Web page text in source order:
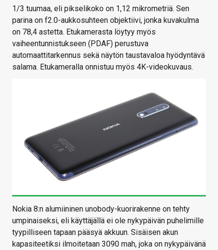
1/3 tuumaa, eli pikselikoko on 1,12 mikrometriä. Sen
parina on f2.0-aukkosuhteen objektiivi, jonka kuvakulma
on 78,4 astetta. Etukamerasta löytyy myös
vaiheentunnistukseen (PDAF) perustuva
automaattitarkennus sekä näytön taustavaloa hyödyntävä
salama. Etukameralla onnistuu myös 4K-videokuvaus.
Nokia 8:n alumiininen unobody-kuorirakenne on tehty
umpinaiseksi, eli käyttäjällä ei ole nykypäivän puhelimille
tyypilliseen tapaan pääsyä akkuun. Sisäisen akun
kapasiteetiksi ilmoitetaan 3090 mah, joka on nykypäivänä